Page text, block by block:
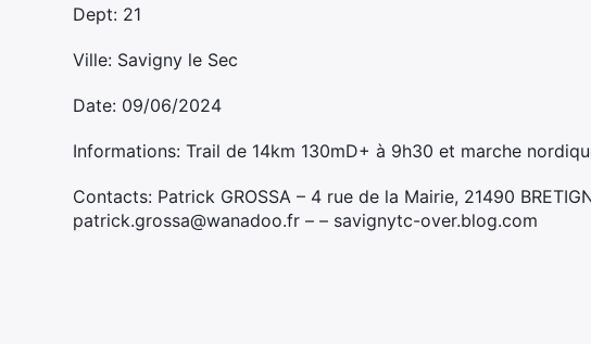
Dept: 21
Ville: Savigny le Sec
Date: 09/06/2024
Informations: Trail de 14km 130mD+ à 9h30 et marche
Contacts: Patrick GROSSA – 4 rue de la Mairie, 21490
patrick.grossa@wanadoo.fr – – savignytc-over.blog.com